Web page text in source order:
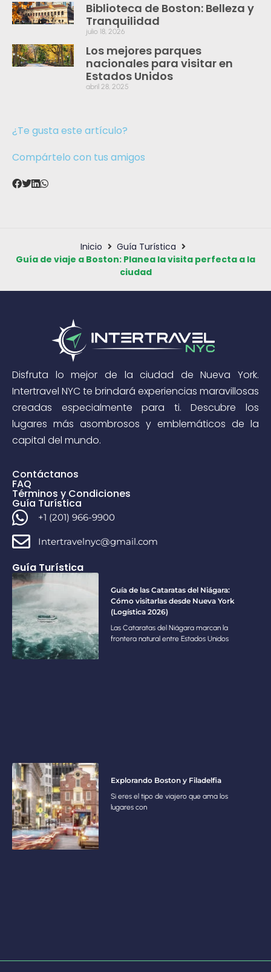
Biblioteca de Boston: Belleza y
Tranquilidad
julio 18, 2026
Los mejores parques
nacionales para visitar en
Estados Unidos
abril 28, 2025
¿Te gusta este artículo?
Compártelo con tus amigos
Inicio
Guía Turística
Guía de viaje a Boston: Planea la visita perfecta a la
ciudad
Disfruta lo mejor de la ciudad de Nueva York.
Intertravel NYC te brindará experiencias maravillosas
creadas especialmente para ti. Descubre los
lugares más asombrosos y emblemáticos de la
capital del mundo.
Contáctanos
FAQ
Términos y Condiciones
Guía Turística
+1 (201) 966-9900
Intertravelnyc@gmail.com
Guía Turística
Guía de las Cataratas del Niágara:
Cómo visitarlas desde Nueva York
(Logística 2026)
Las Cataratas del Niágara marcan la
frontera natural entre Estados Unidos
Explorando Boston y Filadelfia
Si eres el tipo de viajero que ama los
lugares con